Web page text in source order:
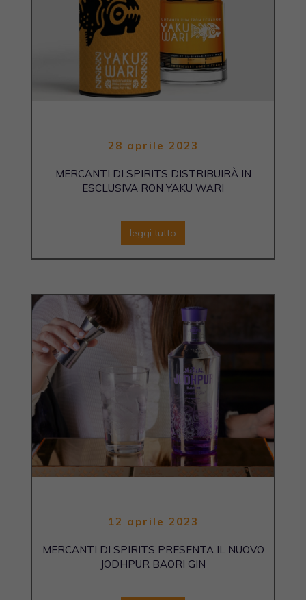
28 aprile 2023
MERCANTI DI SPIRITS DISTRIBUIRÀ IN
ESCLUSIVA RON YAKU WARI
leggi tutto
12 aprile 2023
MERCANTI DI SPIRITS PRESENTA IL NUOVO
JODHPUR BAORI GIN